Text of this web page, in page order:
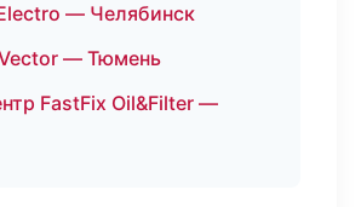
— Челябинск
— Тюмень
FastFix Oil&Filter —